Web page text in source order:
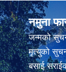
नमुना
जन्मको
मृत्युको
बसाई